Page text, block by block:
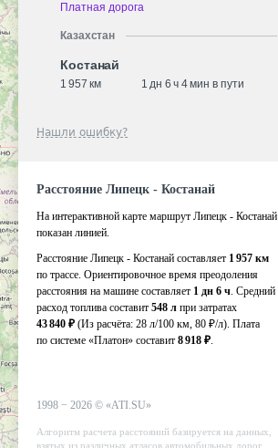
Платная дорога
Казахстан
Костанай
1 957 км 1 дн 6 ч 4 мин в пути
Нашли ошибку?
Расстояние Липецк - Костанай
На интерактивной карте маршрут Липецк - Костанай
показан линией.
Расстояние Липецк - Костанай составляет 1 957 км
по трассе. Ориентировочное время преодоления
расстояния на машине составляет 1 дн 6 ч. Средний
расход топлива составит 548 л при затратах
43 840 ₽ (Из расчёта: 28 л/100 км, 80 ₽/л). Плата
по системе «Платон» составит 8 918 ₽.
1998 − 2026 © «ATI.SU»
Алгоритм расчета расстояний базируется на данных,
взятых из различных атласов автомобильных дорог.